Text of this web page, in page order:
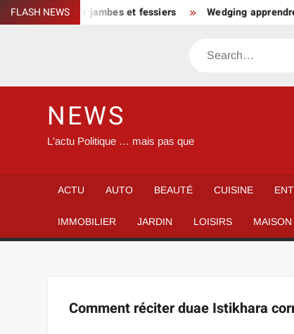
Skip
to
FLASH NEWS
pour muscler jambes et fessiers Wedging
Search
NEWS
L'actu Politique … mais pas que
ACTU AUTO BEAUTÉ CUISINE
IMMOBILIER JARDIN LOISIRS MAISON
Comment réciter duae Istikhara